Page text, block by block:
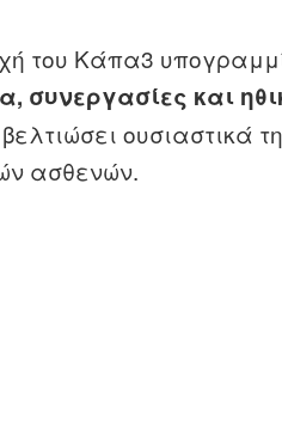
του Κάπα3
συνεργασίες και
ουσιαστικά
ασθενών.